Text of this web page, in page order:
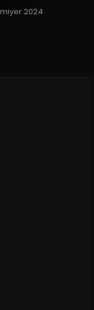
2024